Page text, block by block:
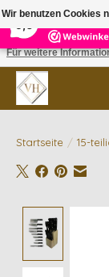
✓ Gratis verzending
Startseite / 15-
Wir benutzen Cookies
Ist
Für weitere